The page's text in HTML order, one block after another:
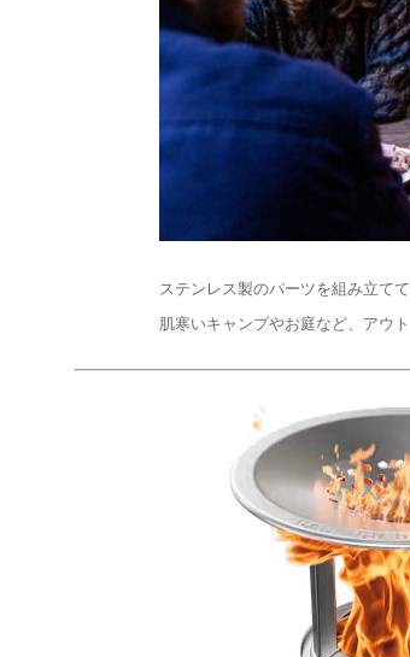
ステンレス製のパーツを組み立て
肌寒いキャンプやお庭など、アウ